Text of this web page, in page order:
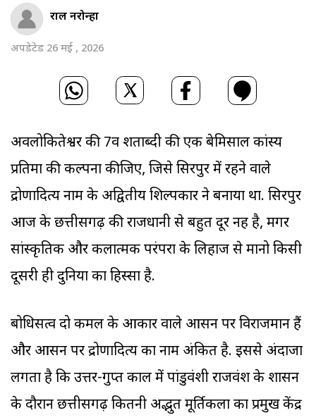
राहुल नरोन्हा
अपडेटेड 26 मई , 2026
अवलोकितेश्वर की 7वीं शताब्दी की एक बेमिसाल कांस्य
प्रतिमा की कल्पना कीजिए, जिसे सिरपुर में रहने वाले
द्रोणादित्य नाम के अद्वितीय शिल्पकार ने बनाया था. सिरपुर
आज के छत्तीसगढ़ की राजधानी से बहुत दूर नहीं है, मगर
सांस्कृतिक और कलात्मक परंपरा के लिहाज से मानो किसी
दूसरी ही दुनिया का हिस्सा है.
बोधिसत्व दो कमल के आकार वाले आसन पर विराजमान हैं
और आसन पर द्रोणादित्य का नाम अंकित है. इससे अंदाजा
लगता है कि उत्तर-गुप्त काल में पांडुवंशी राजवंश के शासन
के दौरान छत्तीसगढ़ कितनी अद्भुत मूर्तिकला का प्रमुख केंद्र